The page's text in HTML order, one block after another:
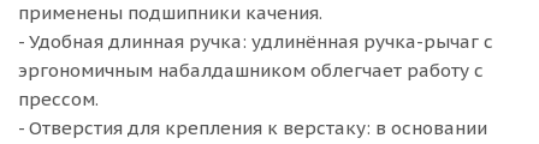
применены подшипники качения.
- Удобная длинная ручка: удлинённая ручка-рычаг с
эргономичным набалдашником облегчает работу с
прессом.
- Отверстия для крепления к верстаку: в основании